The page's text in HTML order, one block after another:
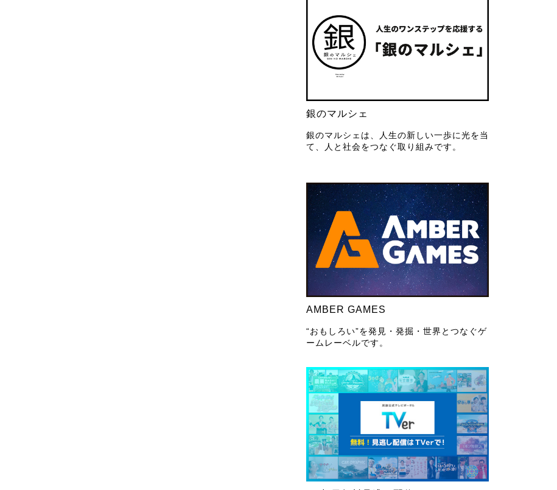
銀のマルシェ
銀のマルシェは、人生の新しい一歩に光を当
て、人と社会をつなぐ取り組みです。
AMBER GAMES
“おもしろい”を発見・発掘・世界とつなぐゲ
ームレーベルです。